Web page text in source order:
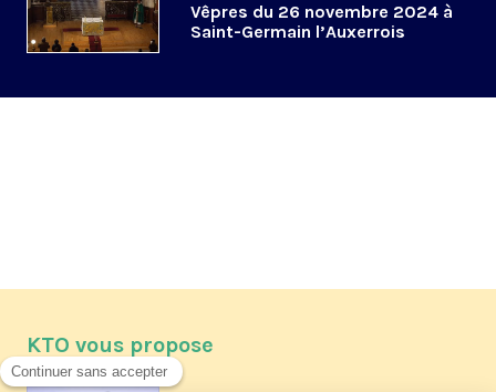
Vêpres du 26 novembre 2024 à
Saint-Germain l’Auxerrois
KTO vous propose